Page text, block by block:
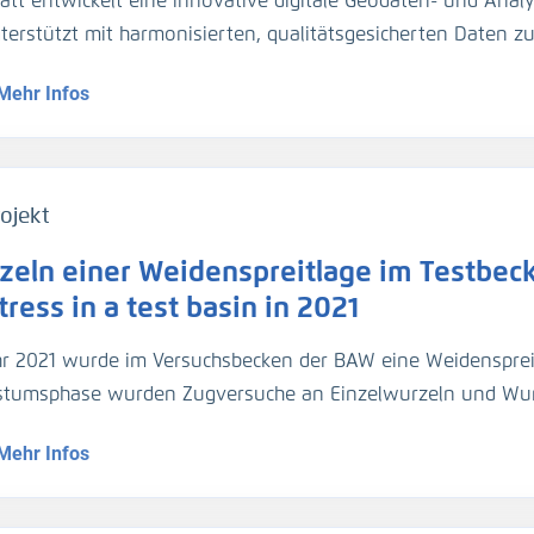
Für die Umrechnung der Trübungswerte in
kalibriert worden. Im März 2024 hat die BAW
Sperrwerks genommen für die Kalibrierung der dortigen
2 Halbtiden).
mit harmonisierten, qualitätsgesicherten Daten
werden über Webportale und -
Infos
einer Weidenspreitlage im
in a test basin in 2021
2021 wurde im Versuchsbecken der BAW eine
wurden Zugversuche an Einzelwurzeln und
a willow bush mattress was installed in a test basin.
out on individual roots and root bundles, and roots were
Infos